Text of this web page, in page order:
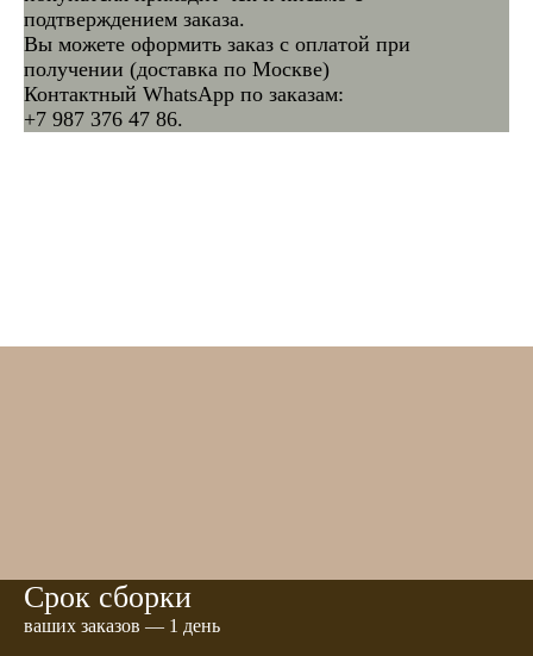
подтверждением заказа.
Вы можете оформить заказ с оплатой при
получении (доставка по Москве)
Контактный WhatsApp по заказам:
+7 987 376 47 86.
Срок сборки
ваших заказов — 1 день